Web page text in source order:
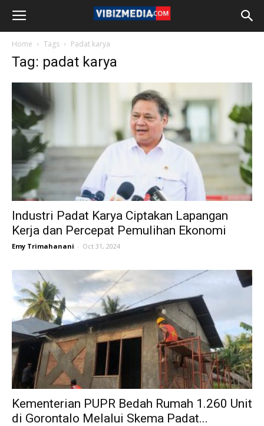
Home Tags Padat karya
Tag: padat karya
Industri Padat Karya Ciptakan Lapangan
Kerja dan Percepat Pemulihan Ekonomi
Emy Trimahanani - Oct 31, 2024
Kementerian PUPR Bedah Rumah 1.260 Unit
di Gorontalo Melalui Skema Padat...